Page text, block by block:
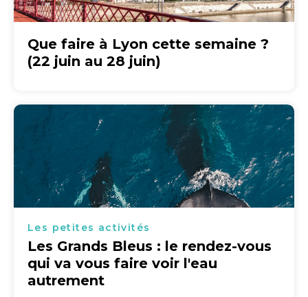
Que faire à Lyon cette semaine ?
(22 juin au 28 juin)
Les petites activités
Les Grands Bleus : le rendez-vous
qui va vous faire voir l'eau
autrement